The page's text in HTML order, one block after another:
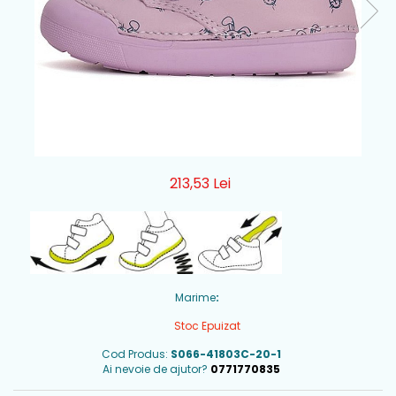
213,53 Lei
Marime:
Stoc Epuizat
Cod Produs: S066-41803C-20-1
Ai nevoie de ajutor? 0771770835